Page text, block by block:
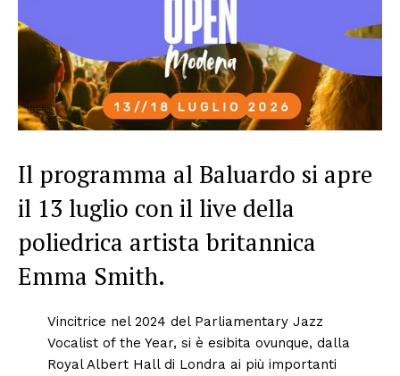
Il programma al Baluardo si apre
il 13 luglio con il live della
poliedrica artista britannica
Emma Smith.
Vincitrice nel 2024 del Parliamentary Jazz
Vocalist of the Year, si è esibita ovunque, dalla
Royal Albert Hall di Londra ai più importanti